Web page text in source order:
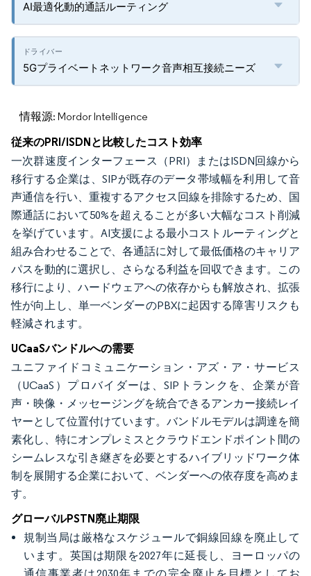
AI最適化動的通話ルーティング
5Gプライベートネットワーク音声相互接続ニーズ
情報源: Mordor Intelligence
従来のPRI/ISDNと比較したコスト効率
一次群速度インターフェース（PRI）またはISDN回線から
移行する企業は、SIPが既存のデータ帯域幅を利用して音
声通信を行い、重複するアクセス回線を排除するため、国
際通話において50%を超えることが多い大幅なコスト削減
を挙げています。AI支援による最小コストルーティングと
組み合わせることで、各通話に対して最低価格のキャリア
パスを動的に選択し、さらなる利益を回収できます。この
移行により、ハードウェアへの依存からも解放され、拡張
性が向上し、単一ベンダーのPBXに起因する障害リスクも
軽減されます。
UCaaSバンドルへの需要
ユニファイドコミュニケーション・アズ・ア・サービス
（UCaaS）プロバイダーは、SIPトランクを、企業が音
声・映像・メッセージングを統合できるアンカー接続レイ
ヤーとして位置付けています。バンドルモデルは調達を簡
素化し、特にオンプレミスとクラウドエンドポイント間の
シームレスな引き継ぎを必要とするハイブリッドワーク体
制を展開する企業において、ベンダーへの依存度を高めま
す。
グローバルPSTN廃止期限
規制当局は厳格なスケジュールで銅線回線を廃止して
います。英国は期限を2027年に延長し、ヨーロッパの